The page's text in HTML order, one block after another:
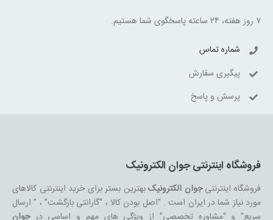
۷ روز هفته، ۲۴ ساعته پاسخگوی شما هستیم.
شماره تماس
پیگیری سفارش
پرسش و پاسخ
فروشگاه اینترنتی جوان الکترونیک
فروشگاه اینترنتیجوان الکترونیکبهترین بستر برای خرید اینترنتی کالاهای
مورد نیاز شما در ایران است . “اصل بودن کالا ، “گارانتی بازگشت” ، ” ارسال
سریع” و “مشاوره تخصصی” از ویژگی های مهم و اساسی درجوان